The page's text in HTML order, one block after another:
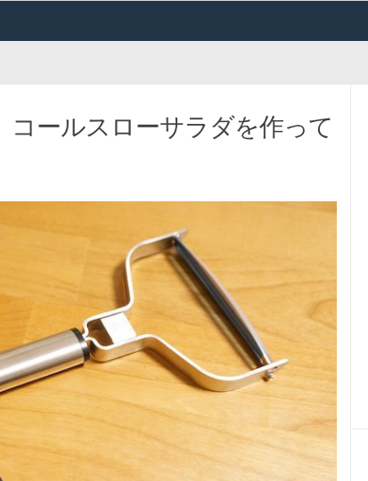
ールスローサラダを作って